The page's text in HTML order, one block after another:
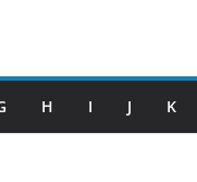
H I J K